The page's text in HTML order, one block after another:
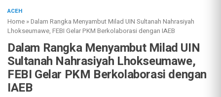
ACEH
Home »Dalam Rangka Menyambut Milad UIN Sultanah Nahrasiyah
Lhokseumawe, FEBI Gelar PKM Berkolaborasi dengan IAEB
Dalam Rangka Menyambut Milad UIN
Sultanah Nahrasiyah Lhokseumawe,
FEBI Gelar PKM Berkolaborasi dengan
IAEB